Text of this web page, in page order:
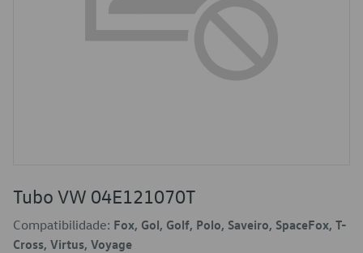
Tubo VW 04E121070T
Compatibilidade: Fox, Gol, Golf, Polo, Saveiro, SpaceFox, T-
Cross, Virtus, Voyage